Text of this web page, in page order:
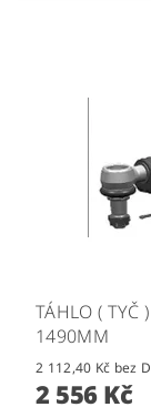
TÁHLO ( TYČ
1490MM
2 112,40 Kč
2 556 Kč